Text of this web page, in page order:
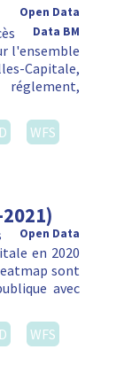
Open Data
Data BM
l'ensemble
Capitale,
WFS
Open Data
en 2020
sont
avec
WFS